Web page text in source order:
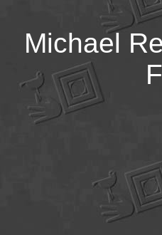
Michael